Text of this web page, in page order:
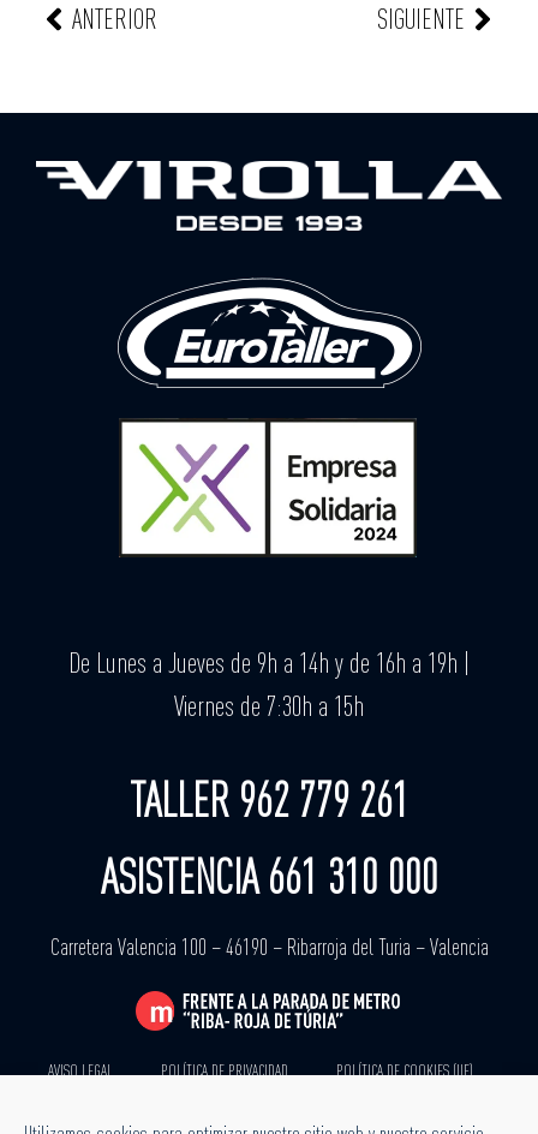
ANTERIOR SIGUIENTE
De Lunes a Jueves de 9h a 14h y de 16h a 19h |
Viernes de 7:30h a 15h
TALLER 962 779 261
ASISTENCIA 661 310 000
Carretera Valencia 100 – 46190 – Ribarroja del Turia – Valencia
AVISO LEGAL POLÍTICA DE PRIVACIDAD POLÍTICA DE COOKIES (UE)
TODOS LOS DERECHOS